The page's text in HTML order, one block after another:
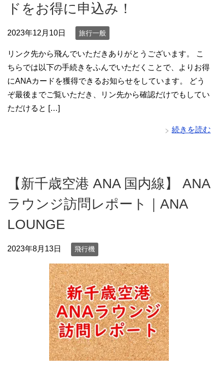
ドをお得に申込み！
2023年12月10日 旅行一般
リンク先から飛んでいただきありがとうございます。 こ
ちらでは以下の手続きをふんでいただくことで、よりお得
にANAカードを獲得できるお知らせをしています。 どう
ぞ最後までご覧いただき、リン先から確認だけでもしてい
ただけると […]
続きを読む
【新千歳空港 ANA 国内線】 ANA
ラウンジ訪問レポート｜ANA
LOUNGE
2023年8月13日 飛行機